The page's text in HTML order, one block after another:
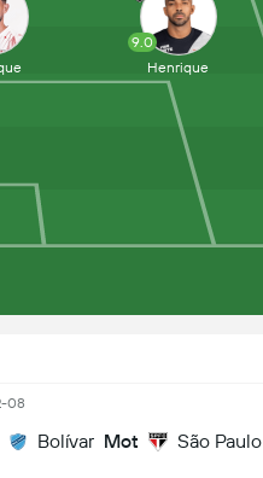
08
Bolívar Mot São Paulo
9.0
Henrique